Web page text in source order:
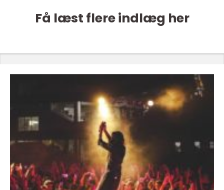
Få læst flere indlæg her